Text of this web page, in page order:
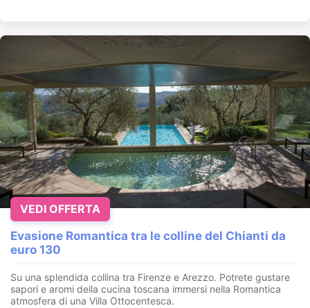
Evasione Romantica tra le colline del Chianti da
euro 130
Su una splendida collina tra Firenze e Arezzo. Potrete gustare
sapori e aromi della cucina toscana immersi nella Romantica
atmosfera di una Villa Ottocentesca.
VEDI OFFERTA